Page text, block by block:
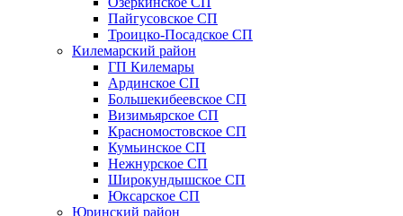
Пайгусовское СП
Троицко-Посадское СП
Килемарский район
ГП Килемары
Ардинское СП
Большекибеевское СП
Визимьярское СП
Красномостовское СП
Кумьинское СП
Нежнурское СП
Широкундышское СП
Юксарское СП
Юринский район